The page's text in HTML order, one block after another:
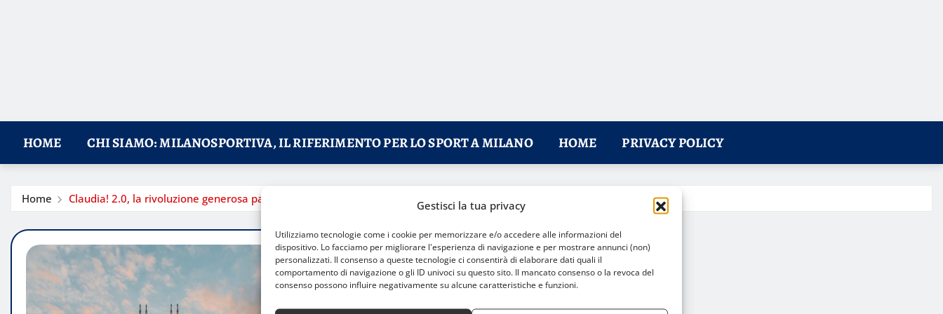
Gestisci la tua privacy
Utilizziamo tecnologie come i cookie per memorizzare e/o accedere alle informazioni del
dispositivo. Lo facciamo per migliorare l'esperienza di navigazione e per mostrare annunci (non)
personalizzati. Il consenso a queste tecnologie ci consentirà di elaborare dati quali il
comportamento di navigazione o gli ID univoci su questo sito. Il mancato consenso o la revoca del
consenso possono influire negativamente su alcune caratteristiche e funzioni.
HOME CHI SIAMO: MILANOSPORTIVA, IL RIFERIMENTO PER LO SPORT A MILANO HOME PRIVACY POLICY
Home Claudia! 2.0, la rivoluzione generosa parte da Milano